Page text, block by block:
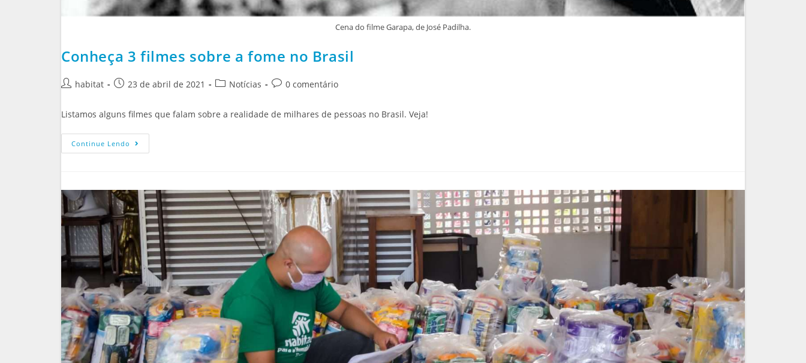
Cena do filme Garapa, de José Padilha.
Conheça 3 filmes sobre a fome no Brasil
habitat 23 de abril de 2021 Notícias 0 comentário
Listamos alguns filmes que falam sobre a realidade de milhares de pessoas no Brasil. Veja!
Continue Lendo